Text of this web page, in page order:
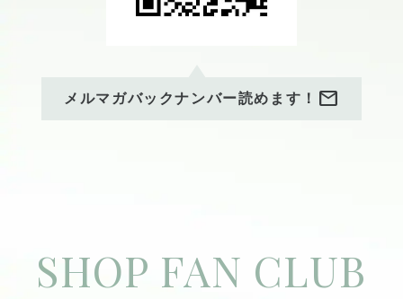
メルマガバックナンバー読めます！ mail
SHOP FAN CLUB